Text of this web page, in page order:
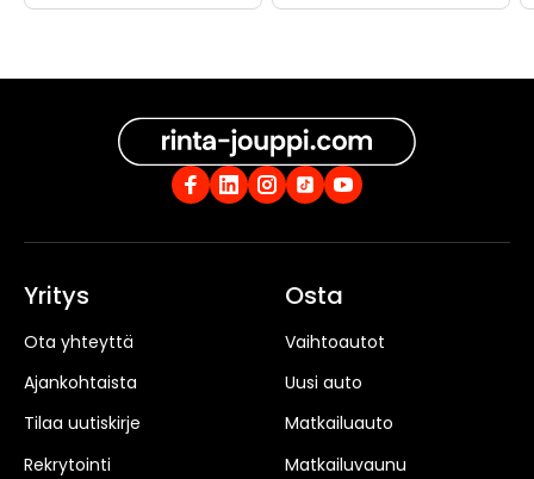
Yritys
Ota yhteyttä
Ajankohtaista
Tilaa uutiskirje
Rekrytointi
Osta
Vaihtoautot
Uusi auto
Matkailuauto
Matkailuvaunu